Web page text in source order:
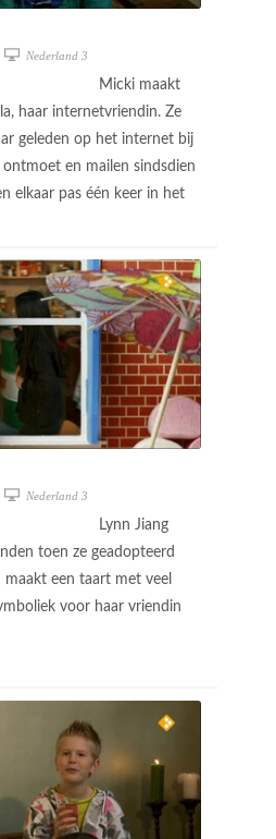
Nederland 3
Micki maakt
haar internetvriendin. Ze
geleden op het internet bij
en mailen sindsdien
elkaar pas één keer in het
Nederland 3
Lynn Jiang
toen ze geadopteerd
een taart met veel
voor haar vriendin